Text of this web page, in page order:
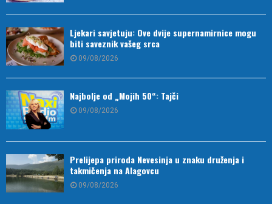
Ljekari savjetuju: Ove dvije supernamirnice mogu
biti saveznik vašeg srca
09/08/2026
Najbolje od „Mojih 50“: Tajči
09/08/2026
Prelijepa priroda Nevesinja u znaku druženja i
takmičenja na Alagovcu
09/08/2026